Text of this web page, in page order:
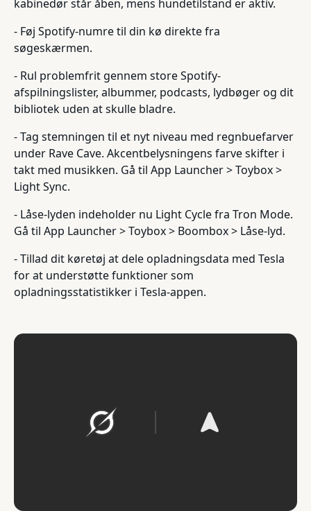
kabinedør står åben, mens hundetilstand er aktiv.
- Føj Spotify-numre til din kø direkte fra
søgeskærmen.
- Rul problemfrit gennem store Spotify-
afspilningslister, albummer, podcasts, lydbøger og dit
bibliotek uden at skulle bladre.
- Tag stemningen til et nyt niveau med regnbuefarver
under Rave Cave. Akcentbelysningens farve skifter i
takt med musikken. Gå til App Launcher > Toybox >
Light Sync.
- Låse-lyden indeholder nu Light Cycle fra Tron Mode.
Gå til App Launcher > Toybox > Boombox > Låse-lyd.
- Tillad dit køretøj at dele opladningsdata med Tesla
for at understøtte funktioner som
opladningsstatistikker i Tesla-appen.